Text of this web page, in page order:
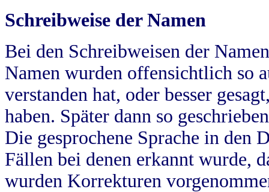
Schreibweise der Namen
Bei den Schreibweisen der
Namen wurden offensichtlich so
verstanden hat, oder besser
haben. Später dann so
Die gesprochene Sprache in
Fällen bei denen erkannt wurde,
wurden Korrekturen